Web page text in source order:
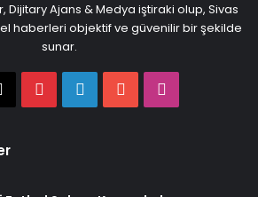
Ajans & Medya iştiraki olup, Sivas
haberleri objektif ve güvenilir bir şekilde
sunar.
X PinterestLinkedInYouTube